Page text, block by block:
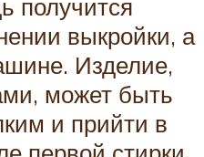
получится
выкройки, а
Изделие,
может быть
и прийти в